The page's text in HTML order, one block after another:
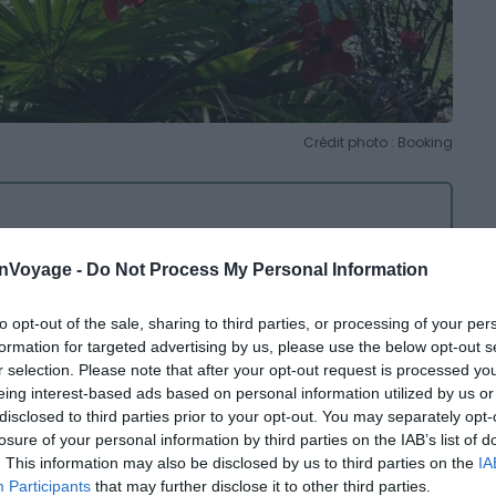
- Do Not Process My Personal Information
opt-out of the sale, sharing to third parties, or processing of your
for targeted advertising by us, please use the below opt-out
selection. Please note that after your opt-out request is processed
interest-based ads based on personal information utilized by us
to third parties prior to your opt-out. You may separately
of your personal information by third parties on the IAB’s list of
This information may also be disclosed by us to third parties on the
Participants that may further disclose it to other third parties.
Crédit photo : Booking
dépaysant
village deSaint Louis: l’hôtel est situé dans un
découvrir l’histoire de la Guadeloupe en visitant
les commerces et restaurants de la ville deMays
vous charmera avec ses maisons colorées et ses
le canoë-kayak et la plongée sous-marine sont